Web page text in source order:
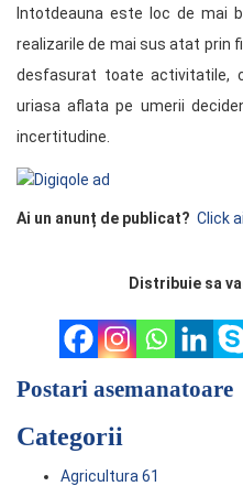
Intotdeauna este loc de mai
realizarile de mai sus atat prin
desfasurat toate activitatile,
uriasa aflata pe umerii
incertitudine.
Ai un anunț de publicat? Click
Distribuie sa
Postari asemanatoare
Categorii
Agricultura 61